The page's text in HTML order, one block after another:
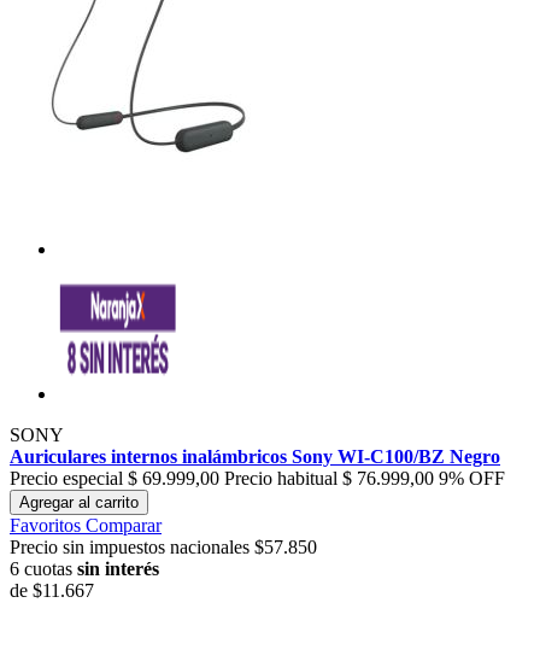
SONY
Auriculares internos inalámbricos Sony WI-C100/BZ Negro
Precio especial $ 69.999,00 Precio habitual $ 76.999,00 9% OFF
Agregar al carrito
Favoritos Comparar
Precio sin impuestos nacionales $57.850
6 cuotas sin interés
de $11.667